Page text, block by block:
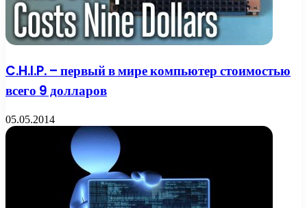
C.H.I.P. – первый в мире компьютер стоимостью
всего 9 долларов
05.05.2014